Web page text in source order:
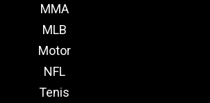
MMA
MLB
Motor
NFL
Tenis